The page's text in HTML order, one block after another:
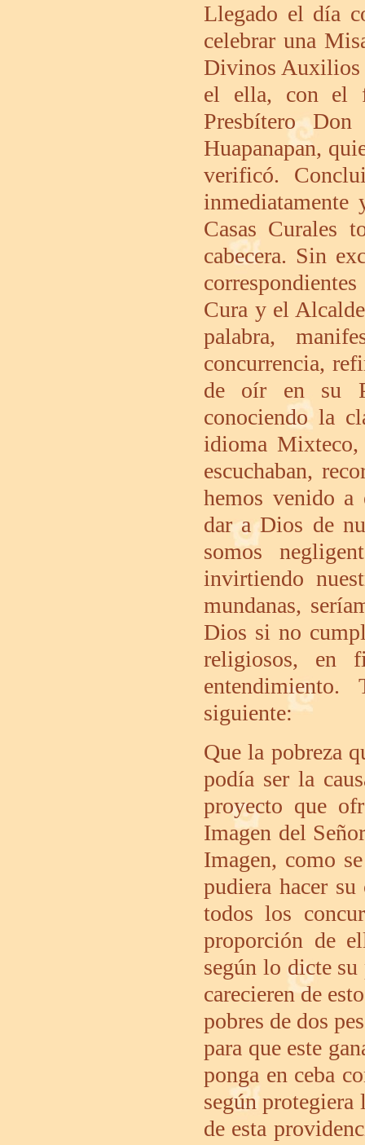
Llegado el día
celebrar una
Divinos Auxilios
el ella, con el
Presbítero
Huapanapan,
verificó.
inmediatamente
Casas Curales
cabecera. Sin
Cura y el
palabra,
concurrencia,
de oír en su
conociendo la
idioma
escuchaban,
hemos venido a
dar a Dios de
somos
invirtiendo
mundanas,
Dios si no
religiosos, en
siguiente:
Que la pobreza
podía ser la
proyecto que
Imagen del
Imagen, como
pudiera hacer
todos los
proporción de
según lo dicte
carecieren de
pobres de dos
para que este
ponga en ceba
según protegiera
de esta